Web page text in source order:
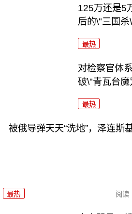
125万还是5
后的\"三国杀
最热
对检察官体
破\"青瓦台魔
最热
被俄导弹天天“洗地”，泽连斯
最热 阅读